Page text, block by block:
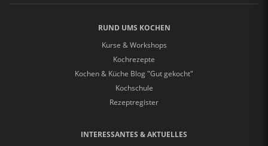
RUND UMS KOCHEN
Kurse & Workshops
Kochrezepte
Kochen & Küche Blog "Gut gekocht"
Kochschule
Rezeptregister
INTERESSANTES & AKTUELLES